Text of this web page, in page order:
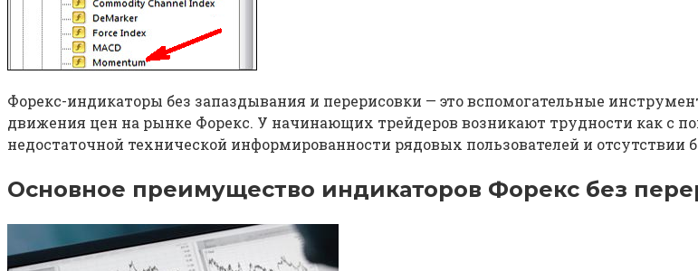
Форекс-индикаторы без запаздывания и перерисовки — это вспомогательные
движения цен на рынке Форекс. У начинающих трейдеров возникают трудности как с
недостаточной технической информированности рядовых пользователей и
Основное преимущество индикаторов Форекс без